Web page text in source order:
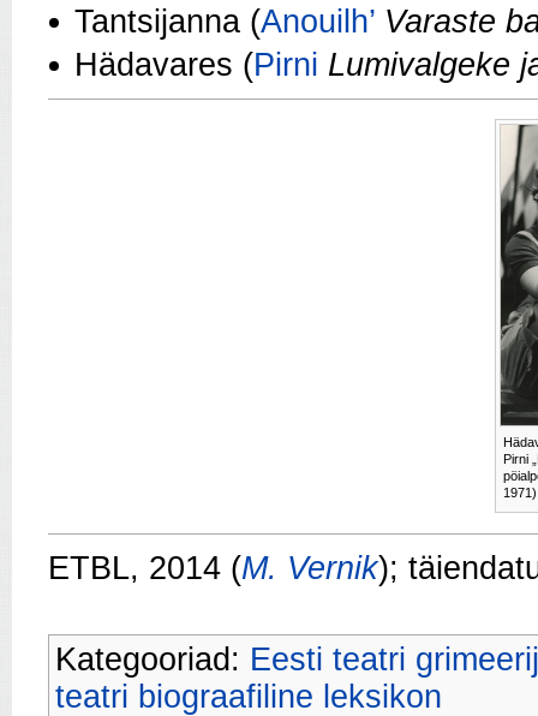
Tantsijanna (Anouilh’ Varaste
Hädavares (Pirni Lumivalgeke
Pirni
1971)
ETBL, 2014 (M. Vernik);
Kategooriad: Eesti teatri
teatri biograafiline leksikon